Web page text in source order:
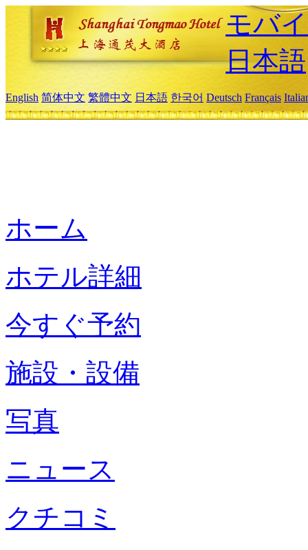
モバ
日本語
English 简体中文 繁體中文 日本語 한국어 Deutsch Français
ホーム
ホテル詳細
今すぐ予約
施設・設備
写真
ニュース
クチコミ